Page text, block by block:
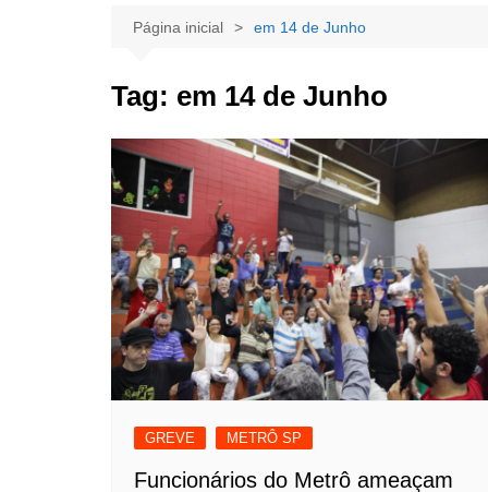
Página inicial em 14 de Junho
Tag: em 14 de Junho
GREVE METRÔ SP
Funcionários do Metrô ameaçam